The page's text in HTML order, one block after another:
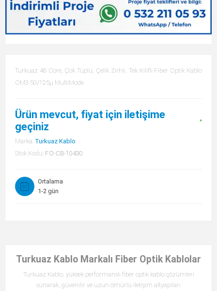
Turkuaz 48 Core, Çok Tüplü, Çelik Zırhlı, Tek Kılıflı Fiber Optik Kablo
OM3 50/125µ MultiMode
Ürün mevcut, fiyat için iletişime
geçiniz
Marka: Turkuaz Kablo
Stok Kodu: FO-CB-10430
Ortalama
1-2 gün
Turkuaz Kablo Markalı Fiber Optik Kablolar
Turkuaz Kablo, yüksek performanslı fiber optik kablo çözümleri
sunarak, güvenilir ve uzun ömürlü iletişim altyapıları